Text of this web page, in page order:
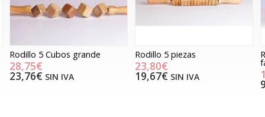
Rodillo 5 Cubos grande
28,75€
23,76€ SIN IVA
Rodillo 5 piezas
23,80€
19,67€ SIN IVA